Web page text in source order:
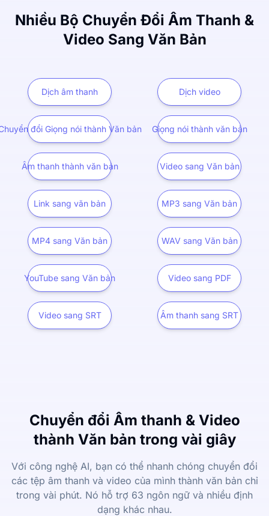
Nhiều Bộ Chuyển Đổi Âm Thanh &
Video Sang Văn Bản
Dịch âm thanh Dịch video
đổi Giọng nói thành Văn bản Giọng nói thành văn bản
Âm thanh thành văn bản Video sang Văn bản
Link sang văn bản MP3 sang Văn bản
MP4 sang Văn bản WAV sang Văn bản
YouTube sang Văn bản Video sang PDF
Video sang SRT Âm thanh sang SRT
Chuyển đổi Âm thanh & Video
thành Văn bản trong vài giây
Với công nghệ AI, bạn có thể nhanh chóng chuyển đổi
các tệp âm thanh và video của mình thành văn bản chỉ
trong vài phút. Nó hỗ trợ 63 ngôn ngữ và nhiều định
dạng khác nhau.